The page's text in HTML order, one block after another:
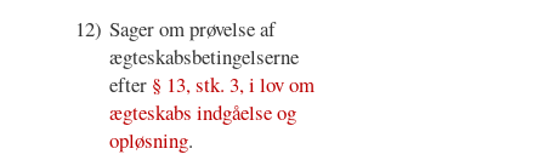
12) Sager om prøvelse af
ægteskabsbetingelserne
efter § 13, stk. 3, i lov om
ægteskabs indgåelse og
opløsning.